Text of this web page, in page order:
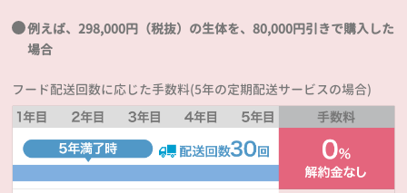
例えば、298,000円（税抜）の生体を、80,000円引きで購入した
場合
フード配送回数に応じた手数料(5年の定期配送サービスの場合)